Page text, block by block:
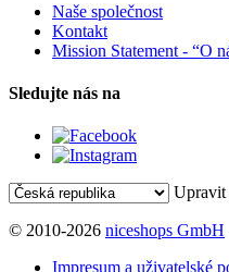
Naše společnost
Kontakt
Mission Statement - “O
Sledujte nás na
Upravit
© 2010-2026 niceshops GmbH
Impresum a uživatelské